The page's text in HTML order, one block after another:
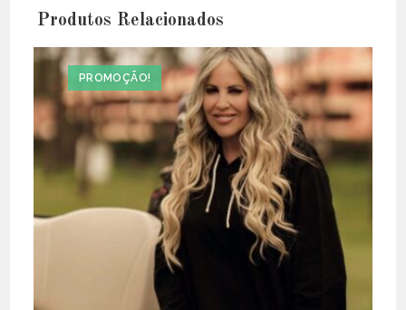
Produtos Relacionados
PROMOÇÃO!